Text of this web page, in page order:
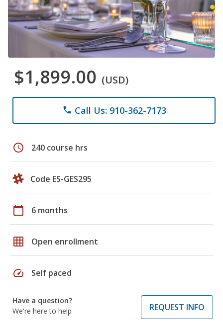
$1,899.00 (USD)
phone Call Us: 910-362-7173
schedule 240 course hrs
Code ES-GES295
calendar_today 6 months
grid_on Open enrollment
speed Self paced
Have a question?
We're here to help
REQUEST INFO